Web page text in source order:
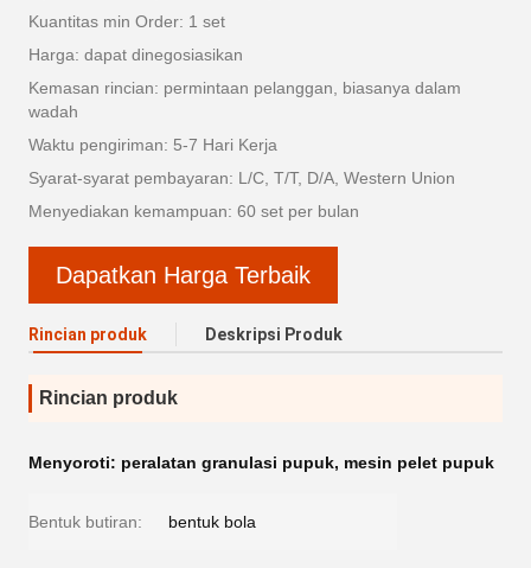
Kuantitas min Order: 1 set
Harga: dapat dinegosiasikan
Kemasan rincian: permintaan pelanggan, biasanya dalam
wadah
Waktu pengiriman: 5-7 Hari Kerja
Syarat-syarat pembayaran: L/C, T/T, D/A, Western Union
Menyediakan kemampuan: 60 set per bulan
Dapatkan Harga Terbaik
Rincian produk Deskripsi Produk
Rincian produk
Menyoroti: peralatan granulasi pupuk, mesin pelet pupuk
Bentuk butiran: bentuk bola